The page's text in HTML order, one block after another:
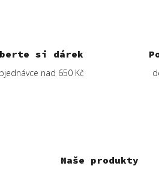
si dárek
nad 650 Kč
Naše produkty